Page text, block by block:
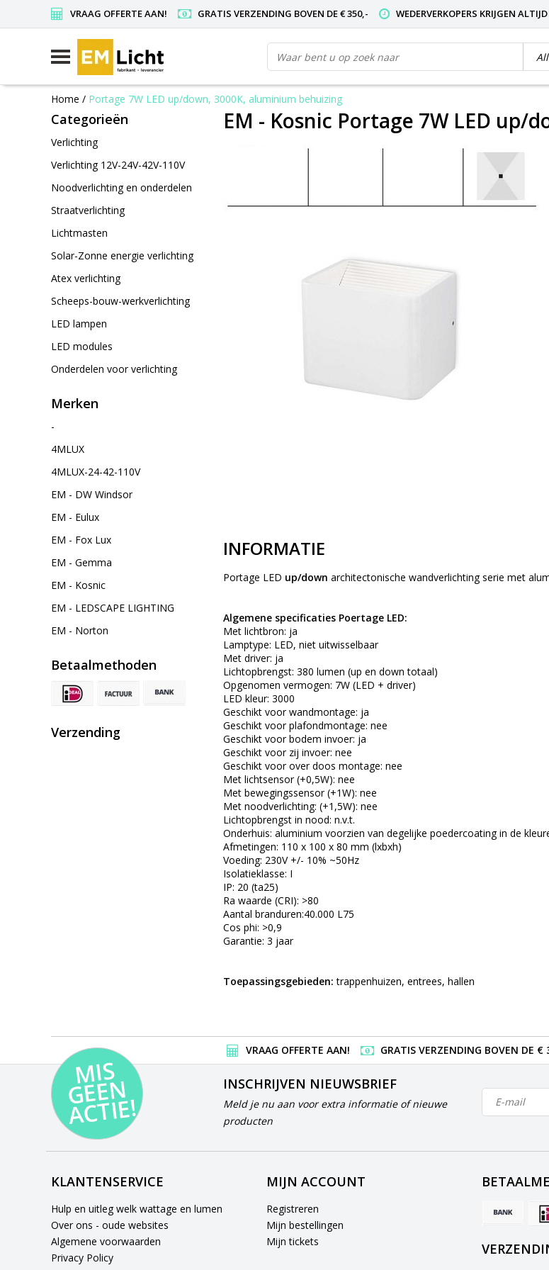
VRAAG OFFERTE AAN! GRATIS VERZENDING BOVEN DE € 350,- WEDERVERKOPERS KRIJGEN
Home / Portage 7W LED up/down, 3000K, aluminium behuizing
Categorieën
Verlichting
Verlichting 12V-24V-42V-110V
Noodverlichting en onderdelen
Straatverlichting
Lichtmasten
Solar-Zonne energie verlichting
Atex verlichting
Scheeps-bouw-werkverlichting
LED lampen
LED modules
Onderdelen voor verlichting
Merken
-
4MLUX
4MLUX-24-42-110V
EM - DW Windsor
EM - Eulux
EM - Fox Lux
EM - Gemma
EM - Kosnic
EM - LEDSCAPE LIGHTING
EM - Norton
Betaalmethoden
Verzending
EM - Kosnic Portage 7W LED
INFORMATIE
Portage LED up/down architectonische wandverlichting serie met
Algemene specificaties Poertage LED:
Met lichtbron: ja
Lamptype: LED, niet uitwisselbaar
Met driver: ja
Lichtopbrengst: 380 lumen (up en down totaal)
Opgenomen vermogen: 7W (LED + driver)
LED kleur: 3000
Geschikt voor wandmontage: ja
Geschikt voor plafondmontage: nee
Geschikt voor bodem invoer: ja
Geschikt voor zij invoer: nee
Geschikt voor over doos montage: nee
Met lichtsensor (+0,5W): nee
Met bewegingssensor (+1W): nee
Met noodverlichting: (+1,5W): nee
Lichtopbrengst in nood: n.v.t.
Onderhuis: aluminium voorzien van degelijke poedercoating in de
Afmetingen: 110 x 100 x 80 mm (lxbxh)
Voeding: 230V +/- 10% ~50Hz
Isolatieklasse: I
IP: 20 (ta25)
Ra waarde (CRI): >80
Aantal branduren:40.000 L75
Cos phi: >0,9
Garantie: 3 jaar
Toepassingsgebieden: trappenhuizen, entrees, hallen
VRAAG OFFERTE AAN! GRATIS VERZENDING BOVEN DE €
MI
S
G
E
E
N
A
C
TI
E!
INSCHRIJVEN NIEUWSBRIEF
Meld je nu aan voor extra informatie of nieuwe
producten
KLANTENSERVICE
Hulp en uitleg welk wattage en lumen
Over ons - oude websites
Algemene voorwaarden
Privacy Policy
MIJN ACCOUNT
Registreren
Mijn bestellingen
Mijn tickets